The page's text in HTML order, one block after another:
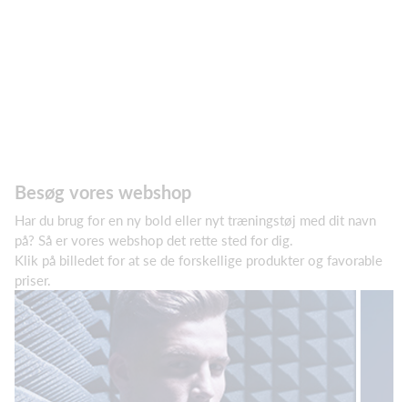
Besøg vores webshop
Har du brug for en ny bold eller nyt træningstøj med dit navn
på? Så er vores webshop det rette sted for dig.
Klik på billedet for at se de forskellige produkter og favorable
priser.